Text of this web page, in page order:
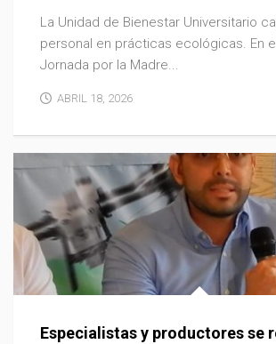
La Unidad de Bienestar Universitario
personal en prácticas ecológicas. En
Jornada por la Madre...
ABRIL 18, 2026
Especialistas y productores se